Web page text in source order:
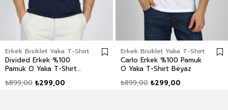
Erkek Bisiklet Yaka T-Shirt
Divided Erkek %100
Pamuk O Yaka T-Shirt
₺299,00
₺899,00
Erkek Bisiklet Yaka T-Shirt
Carlo Erkek %100 Pamuk
O Yaka T-Shirt Beyaz
₺299,00
₺899,00